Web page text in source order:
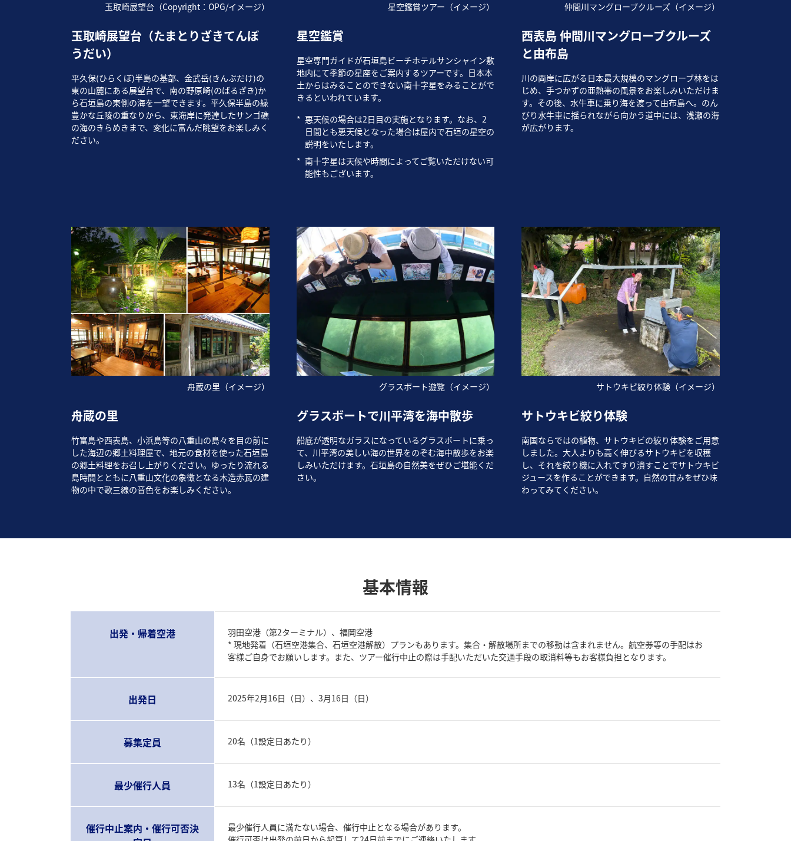
玉取崎展望台（Copyright：OPG/イメージ）
玉取崎展望台（たまとりざきてんぼ
うだい）
平久保(ひらくぼ)半島の基部、金武岳(きんぶだけ)の
東の山麓にある展望台で、南の野原崎(のばるざき)か
ら石垣島の東側の海を一望できます。平久保半島の緑
豊かな丘陵の重なりから、東海岸に発達したサンゴ礁
の海のきらめきまで、変化に富んだ眺望をお楽しみく
ださい。
星空鑑賞ツアー（イメージ）
星空鑑賞
星空専門ガイドが石垣島ビーチホテルサンシャイン敷
地内にて季節の星座をご案内するツアーです。日本本
土からはみることのできない南十字星をみることがで
きるといわれています。
* 悪天候の場合は2日目の実施となります。なお、2
日間とも悪天候となった場合は屋内で石垣の星空の
説明をいたします。
* 南十字星は天候や時間によってご覧いただけない可
能性もございます。
仲間川マングローブクルーズ（イメージ）
西表島 仲間川マングローブクルーズ
と由布島
川の両岸に広がる日本最大規模のマングローブ林をは
じめ、手つかずの亜熱帯の風景をお楽しみいただけま
す。その後、水牛車に乗り海を渡って由布島へ。のん
びり水牛車に揺られながら向かう道中には、浅瀬の海
が広がります。
舟蔵の里（イメージ）
舟蔵の里
竹富島や西表島、小浜島等の八重山の島々を目の前に
した海辺の郷土料理屋で、地元の食材を使った石垣島
の郷土料理をお召し上がりください。ゆったり流れる
島時間とともに八重山文化の象徴となる木造赤瓦の建
物の中で歌三線の音色をお楽しみください。
グラスボート遊覧（イメージ）
グラスボートで川平湾を海中散歩
船底が透明なガラスになっているグラスボートに乗っ
て、川平湾の美しい海の世界をのぞむ海中散歩をお楽
しみいただけます。石垣島の自然美をぜひご堪能くだ
さい。
サトウキビ絞り体験（イメージ）
サトウキビ絞り体験
南国ならではの植物、サトウキビの絞り体験をご用意
しました。大人よりも高く伸びるサトウキビを収穫
し、それを絞り機に入れてすり潰すことでサトウキビ
ジュースを作ることができます。自然の甘みをぜひ味
わってみてください。
基本情報
出発・帰着空港
羽田空港（第2ターミナル）、福岡空港
* 現地発着（石垣空港集合、石垣空港解散）プランもあります。集合・解散場所までの移動は含まれません。航空券等の手配はお
客様ご自身でお願いします。また、ツアー催行中止の際は手配いただいた交通手段の取消料等もお客様負担となります。
出発日 2025年2月16日（日）、3月16日（日）
募集定員 20名（1設定日あたり）
最少催行人員 13名（1設定日あたり）
催行中止案内・催行可否決
最少催行人員に満たない場合、催行中止となる場合があります。